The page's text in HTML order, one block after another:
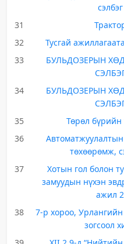
сэлбэг
31
32
Тусгай
33
БУЛЬДОЗЕРЫН
34
БУЛЬДОЗЕРЫН
35 Төрөл бүрийн
36
төхөөрөмж,
37
Хотын гол болон
замуудын нүхэн
ажил 2
38
7-р хороо,
зогсоол